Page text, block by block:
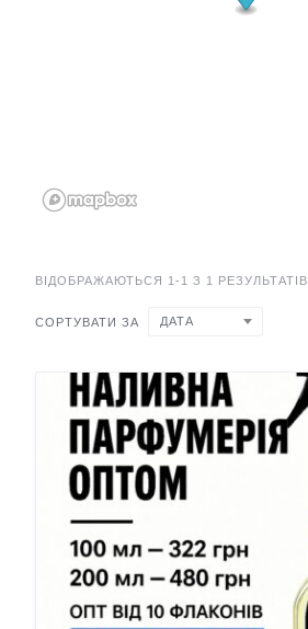
ВІДОБРАЖАЮТЬСЯ 1-1 З 1 РЕЗУЛЬТАТІВ
СОРТУВАТИ ЗА ДАТА